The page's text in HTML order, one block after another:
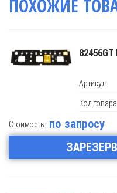
ПОХОЖИЕ
Артикул:
Код
Стоимость: по запросу